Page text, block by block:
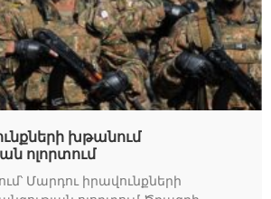
խթանում
ոլորտում
Մարդու իրավունքների